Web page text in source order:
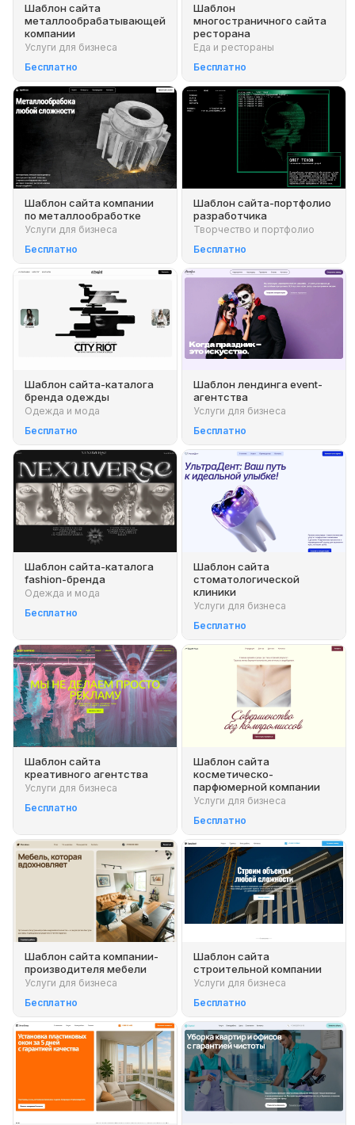
Шаблон сайта
металлообрабатывающей
компании
Услуги для бизнеса
Бесплатно
Шаблон
многостраничного сайта
ресторана
Еда и рестораны
Бесплатно
Шаблон сайта компании
по металлообработке
Услуги для бизнеса
Бесплатно
Шаблон сайта-портфолио
разработчика
Творчество и портфолио
Бесплатно
Шаблон сайта-каталога
бренда одежды
Одежда и мода
Бесплатно
Шаблон лендинга event-
агентства
Услуги для бизнеса
Бесплатно
Шаблон сайта-каталога
fashion-бренда
Одежда и мода
Бесплатно
Шаблон сайта
стоматологической
клиники
Услуги для бизнеса
Бесплатно
Шаблон сайта
креативного агентства
Услуги для бизнеса
Бесплатно
Шаблон сайта
косметическо-
парфюмерной компании
Услуги для бизнеса
Бесплатно
Шаблон сайта компании-
производителя мебели
Услуги для бизнеса
Бесплатно
Шаблон сайта
строительной компании
Услуги для бизнеса
Бесплатно